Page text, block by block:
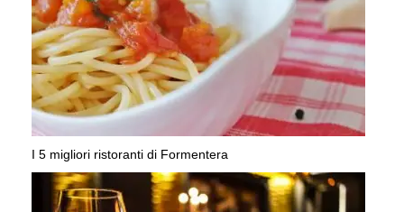
I 5 migliori ristoranti di Formentera